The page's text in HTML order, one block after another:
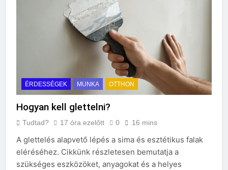
ÉRDESSÉGEK MUNKA OTTHON
Hogyan kell glettelni?
Tudtad? 17 óra ezelőtt 0 16 mins
A glettelés alapvető lépés a sima és esztétikus falak
eléréséhez. Cikkünk részletesen bemutatja a
szükséges eszközöket, anyagokat és a helyes